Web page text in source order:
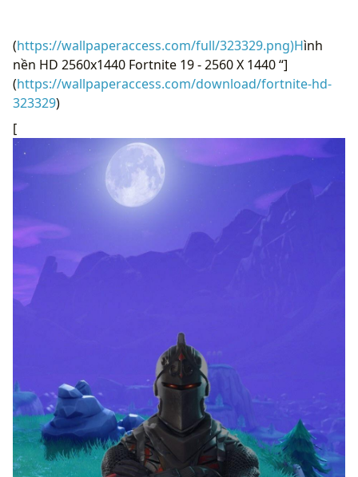
(https://wallpaperaccess.com/full/323329.png)Hình
nền HD 2560x1440 Fortnite 19 - 2560 X 1440 “]
(https://wallpaperaccess.com/download/fortnite-hd-
323329)
[